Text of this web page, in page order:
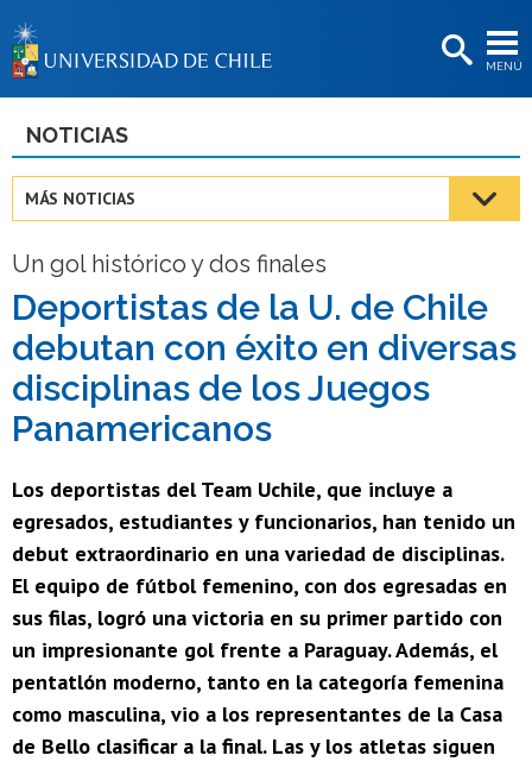
MENÚ
BIBLIOTECAS
Estudiantes
Académicas/os
Funcionarias/os
Egresadas/os
NOTICIAS
MÁS NOTICIAS
Un gol histórico y dos finales
Deportistas de la U. de Chile
debutan con éxito en diversas
disciplinas de los Juegos
Panamericanos
Los deportistas del Team Uchile, que incluye a
egresados, estudiantes y funcionarios, han tenido un
debut extraordinario en una variedad de disciplinas.
El equipo de fútbol femenino, con dos egresadas en
sus filas, logró una victoria en su primer partido con
un impresionante gol frente a Paraguay. Además, el
pentatlón moderno, tanto en la categoría femenina
como masculina, vio a los representantes de la Casa
de Bello clasificar a la final. Las y los atletas siguen